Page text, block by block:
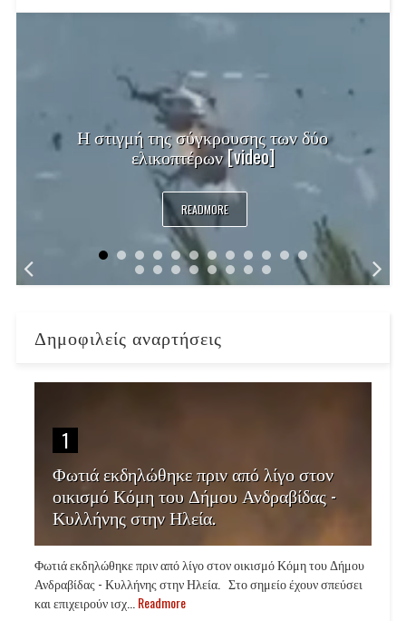
Η στιγμή της σύγκρουσης των δύο
ελικοπτέρων [video]
READMORE
Δημοφιλείς αναρτήσεις
1
Φωτιά εκδηλώθηκε πριν από λίγο στον
οικισμό Κόμη του Δήμου Ανδραβίδας -
Κυλλήνης στην Ηλεία.
Φωτιά εκδηλώθηκε πριν από λίγο στον οικισμό Κόμη του Δήμου
Ανδραβίδας - Κυλλήνης στην Ηλεία. Στο σημείο έχουν σπεύσει
και επιχειρούν ισχ... Readmore